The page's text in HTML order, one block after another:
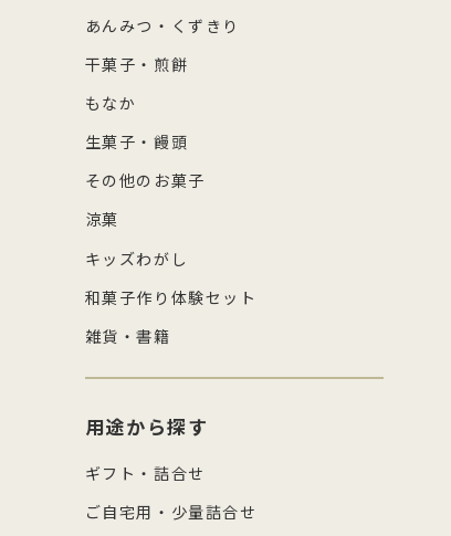
あんみつ・くずきり
干菓子・煎餅
もなか
生菓子・饅頭
その他のお菓子
涼菓
キッズわがし
和菓子作り体験セット
雑貨・書籍
用途から探す
ギフト・詰合せ
ご自宅用・少量詰合せ